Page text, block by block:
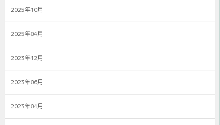
2025年10月
2025年04月
2023年12月
2023年06月
2023年04月